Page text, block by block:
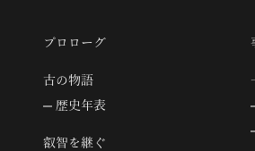
プロローグ
古の物語
歴史年表
叡智を継ぐ